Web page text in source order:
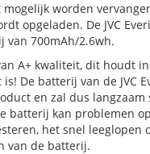
worden
opgeladen. De JVC
van 700mAh/2.6wh.
A+ kwaliteit, dit houdt
De batterij van de JVC
en zal dus langzaam
batterij kan problemen
het snel leeglopen
van de batterij.